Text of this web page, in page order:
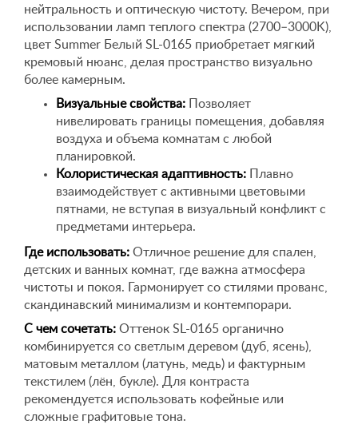
нейтральность и оптическую чистоту. Вечером, при
использовании ламп теплого спектра (2700–3000K),
цвет Summer Белый SL-0165 приобретает мягкий
кремовый нюанс, делая пространство визуально
более камерным.
Визуальные свойства: Позволяет
нивелировать границы помещения, добавляя
воздуха и объема комнатам с любой
планировкой.
Колористическая адаптивность: Плавно
взаимодействует с активными цветовыми
пятнами, не вступая в визуальный конфликт с
предметами интерьера.
Где использовать: Отличное решение для спален,
детских и ванных комнат, где важна атмосфера
чистоты и покоя. Гармонирует со стилями прованс,
скандинавский минимализм и контемпорари.
С чем сочетать: Оттенок SL-0165 органично
комбинируется со светлым деревом (дуб, ясень),
матовым металлом (латунь, медь) и фактурным
текстилем (лён, букле). Для контраста
рекомендуется использовать кофейные или
сложные графитовые тона.